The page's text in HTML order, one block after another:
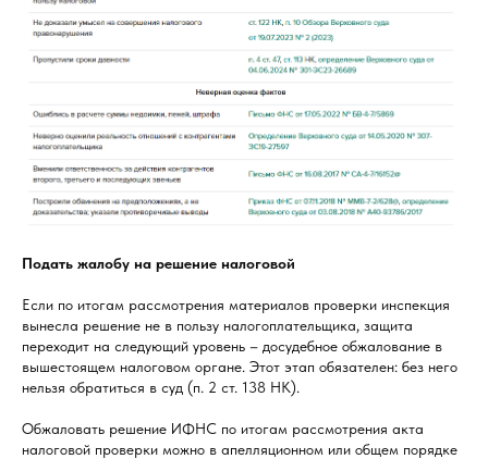
Подать жалобу на решение налоговой
Если по итогам рассмотрения материалов проверки инспекция
вынесла решение не в пользу налогоплательщика, защита
переходит на следующий уровень – досудебное обжалование в
вышестоящем налоговом органе. Этот этап обязателен: без него
нельзя обратиться в суд (п. 2 ст. 138 НК).
Обжаловать решение ИФНС по итогам рассмотрения акта
налоговой проверки можно в апелляционном или общем порядке